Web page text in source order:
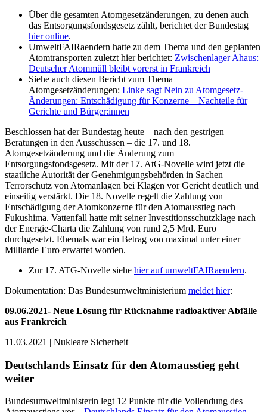
Über die gesamten Atomgesetzänderungen, zu denen auch
das Entsorgungsfondsgesetz zählt, berichtet der Bundestag
hier online.
UmweltFAIRaendern hatte zu dem Thema und den geplanten
Atomtransporten zuletzt hier berichtet: Zwischenlager Ahaus:
Deutscher Atommüll bleibt vorerst in Frankreich
Siehe auch diesen Bericht zum Thema
Atomgesetzänderungen: Linke sagt Nein zu Atomgesetz-
Änderungen: Entschädigung für Konzerne – Nachteile für
Gerichte und Bürger:innen
Beschlossen hat der Bundestag heute – nach den gestrigen
Beratungen in den Ausschüssen – die 17. und 18.
Atomgesetzänderung und die Änderung zum
Entsorgungsfondsgesetz. Mit der 17. AtG-Novelle wird jetzt die
staatliche Autorität der Genehmigungsbehörden in Sachen
Terrorschutz von Atomanlagen bei Klagen vor Gericht deutlich und
einseitig verstärkt. Die 18. Novelle regelt die Zahlung von
Entschädigung der Atomkonzerne für den Atomausstieg nach
Fukushima. Vattenfall hatte mit seiner Investitionsschutzklage nach
der Energie-Charta die Zahlung von rund 2,5 Mrd. Euro
durchgesetzt. Ehemals war ein Betrag von maximal unter einer
Milliarde Euro erwartet worden.
Zur 17. ATG-Novelle siehe hier auf umweltFAIRaendern.
Dokumentation: Das Bundesumweltministerium meldet hier:
09.06.2021- Neue Lösung für Rücknahme radioaktiver Abfälle
aus Frankreich
11.03.2021 | Nukleare Sicherheit
Deutschlands Einsatz für den Atomausstieg geht
weiter
Bundesumweltministerin legt 12 Punkte für die Vollendung des